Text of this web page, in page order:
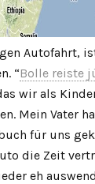
Autofahrt,
“Bolle reiste
wir als
Mein Vater
für uns
die Zeit
eh